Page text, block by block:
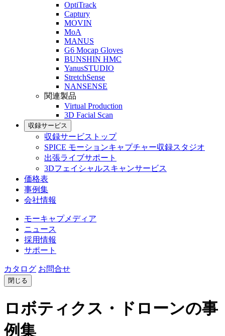
OptiTrack
Captury
MOVIN
MoA
MANUS
G6 Mocap Gloves
BUNSHIN HMC
YanusSTUDIO
StretchSense
NANSENSE
関連製品
Virtual Production
3D Facial Scan
収録サービス
収録サービストップ
SPICE モーションキャプチャー収録スタジオ
出張ライブサポート
3Dフェイシャルスキャンサービス
価格表
事例集
会社情報
モーキャプメディア
ニュース
採用情報
サポート
カタログ お問合せ
閉じる
ロボティクス・ドローンの事
例集